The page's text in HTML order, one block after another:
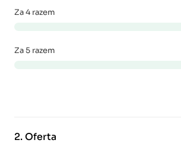
Za 4 razem
Za 5 razem
2.Oferta